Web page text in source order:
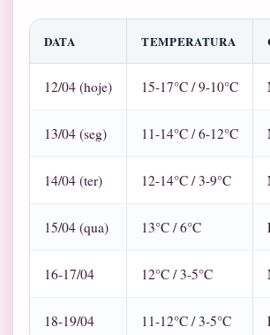
DATA TEMPERATURA
12/04 (hoje) 15-17°C / 9-10°C
13/04 (seg) 11-14°C / 6-12°C
14/04 (ter) 12-14°C / 3-9°C
15/04 (qua) 13°C / 6°C
16-17/04 12°C / 3-5°C
18-19/04 11-12°C / 3-5°C